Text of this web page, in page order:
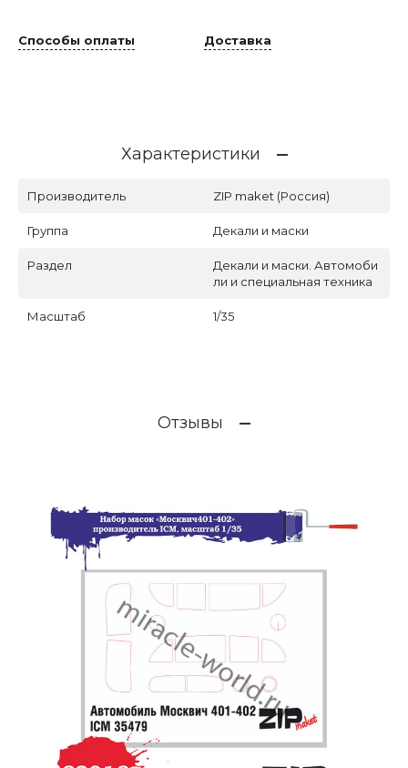
Способы оплаты Доставка
Характеристики
Производитель ZIP maket (Россия)
Группа Декали и маски
Раздел
Декали и маски. Автомоби
ли и специальная техника
Масштаб 1/35
Отзывы